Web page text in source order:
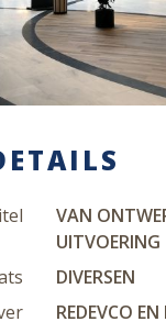
VAN
UITVOERING
DIVERSEN
REDEVCO